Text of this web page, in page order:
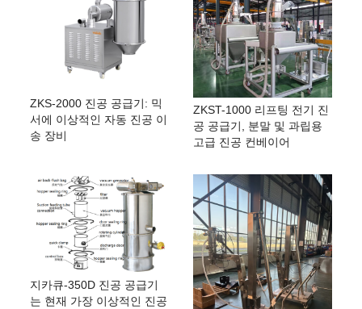
ZKS-2000 진공 공급기: 믹
서에 이상적인 자동 진공 이
송 장비
ZKST-1000 리프팅 전기 진
공 공급기, 분말 및 과립용
고급 진공 컨베이어
지카큐-350D 진공 공급기
는 현재 가장 이상적인 진공